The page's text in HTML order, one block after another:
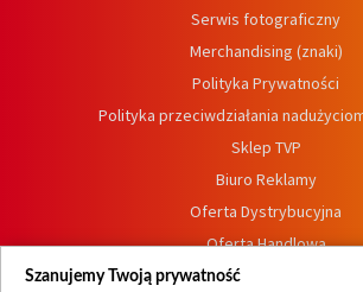
Serwis fotograficzny
Merchandising (znaki)
Polityka Prywatności
Polityka przeciwdziałania
Sklep TVP
Biuro Reklamy
Oferta Dystrybucyjna
Oferta Handlowa
Dostępność
Szanujemy Twoją prywatność